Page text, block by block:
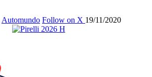
Automundo Follow on X 19/11/2020